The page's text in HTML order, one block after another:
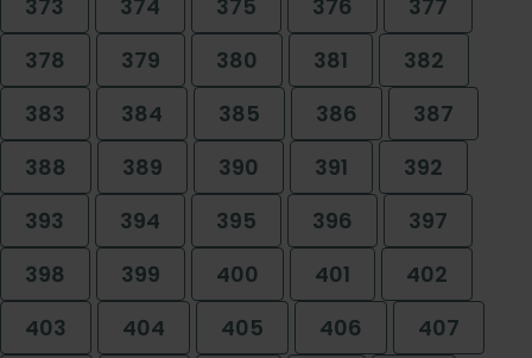
373
374 375 376
377
378
379 380 381
382
383
384 385 386
387
388
389 390 391
392
393
394 395 396
397
398
399 400 401
402
403
404 405 406 407